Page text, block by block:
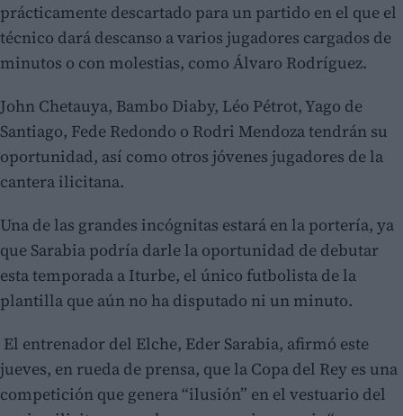
prácticamente descartado para un partido en el que el
técnico dará descanso a varios jugadores cargados de
minutos o con molestias, como Álvaro Rodríguez.
John Chetauya, Bambo Diaby, Léo Pétrot, Yago de
Santiago, Fede Redondo o Rodri Mendoza tendrán su
oportunidad, así como otros jóvenes jugadores de la
cantera ilicitana.
Una de las grandes incógnitas estará en la portería, ya
que Sarabia podría darle la oportunidad de debutar
esta temporada a Iturbe, el único futbolista de la
plantilla que aún no ha disputado ni un minuto.
El entrenador del Elche, Eder Sarabia, afirmó este
jueves, en rueda de prensa, que la Copa del Rey es una
competición que genera “ilusión” en el vestuario del